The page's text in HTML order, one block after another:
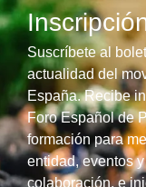
Suscríbete al
actualidad del
España. Recibe
Foro Español de
formación para
entidad, eventos
colaboración, e